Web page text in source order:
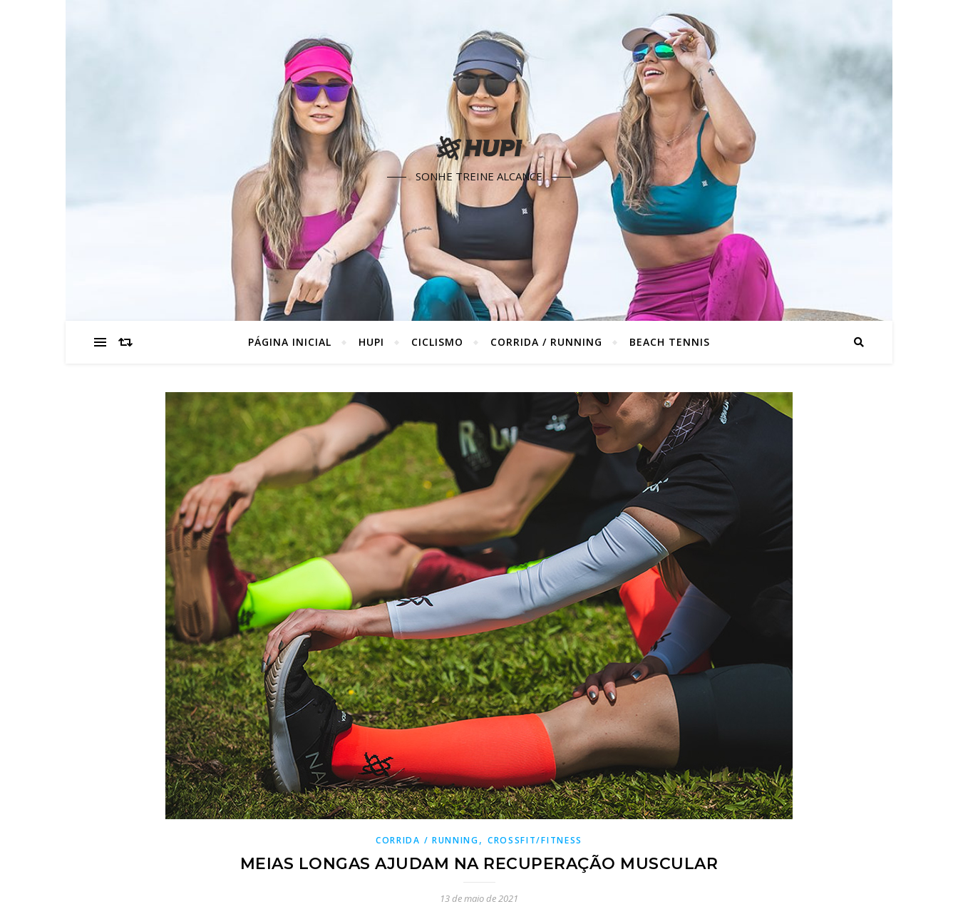
SONHE TREINE ALCANCE
PÁGINA INICIAL HUPI CICLISMO CORRIDA / RUNNING BEACH TENNIS
CORRIDA / RUNNING, CROSSFIT/FITNESS
MEIAS LONGAS AJUDAM NA RECUPERAÇÃO MUSCULAR
13 de maio de 2021